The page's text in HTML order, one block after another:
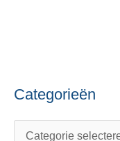
Categorieën
C
O